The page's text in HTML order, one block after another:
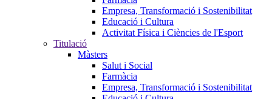
Empresa, Transformació i Sostenibilitat
Educació i Cultura
Activitat Física i Ciències de l'Esport
Titulació
Màsters
Salut i Social
Farmàcia
Empresa, Transformació i Sostenibilitat